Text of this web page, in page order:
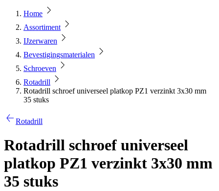
Home
Assortiment
IJzerwaren
Bevestigingsmaterialen
Schroeven
Rotadrill
Rotadrill schroef universeel platkop PZ1 verzinkt 3x30 mm
35 stuks
Rotadrill
Rotadrill schroef universeel
platkop PZ1 verzinkt 3x30 mm
35 stuks